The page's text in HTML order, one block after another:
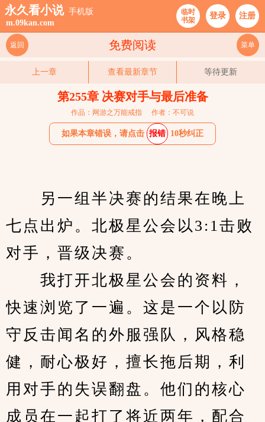
永久看小说 手机版
m.09kan.com
临时
书架
登录 注册
免费阅读
返回 菜单
上一章 查看最新章节 等待更新
第255章 决赛对手与最后准备
作品：网游之万能戒指 作者：不可说
如果本章错误，请点击 报错 10秒纠正
另一组半决赛的结果在晚上
七点出炉。北极星公会以3:1击败
对手，晋级决赛。
我打开北极星公会的资料，
快速浏览了一遍。这是一个以防
守反击闻名的外服强队，风格稳
健，耐心极好，擅长拖后期，利
用对手的失误翻盘。他们的核心
成员在一起打了将近两年，配合